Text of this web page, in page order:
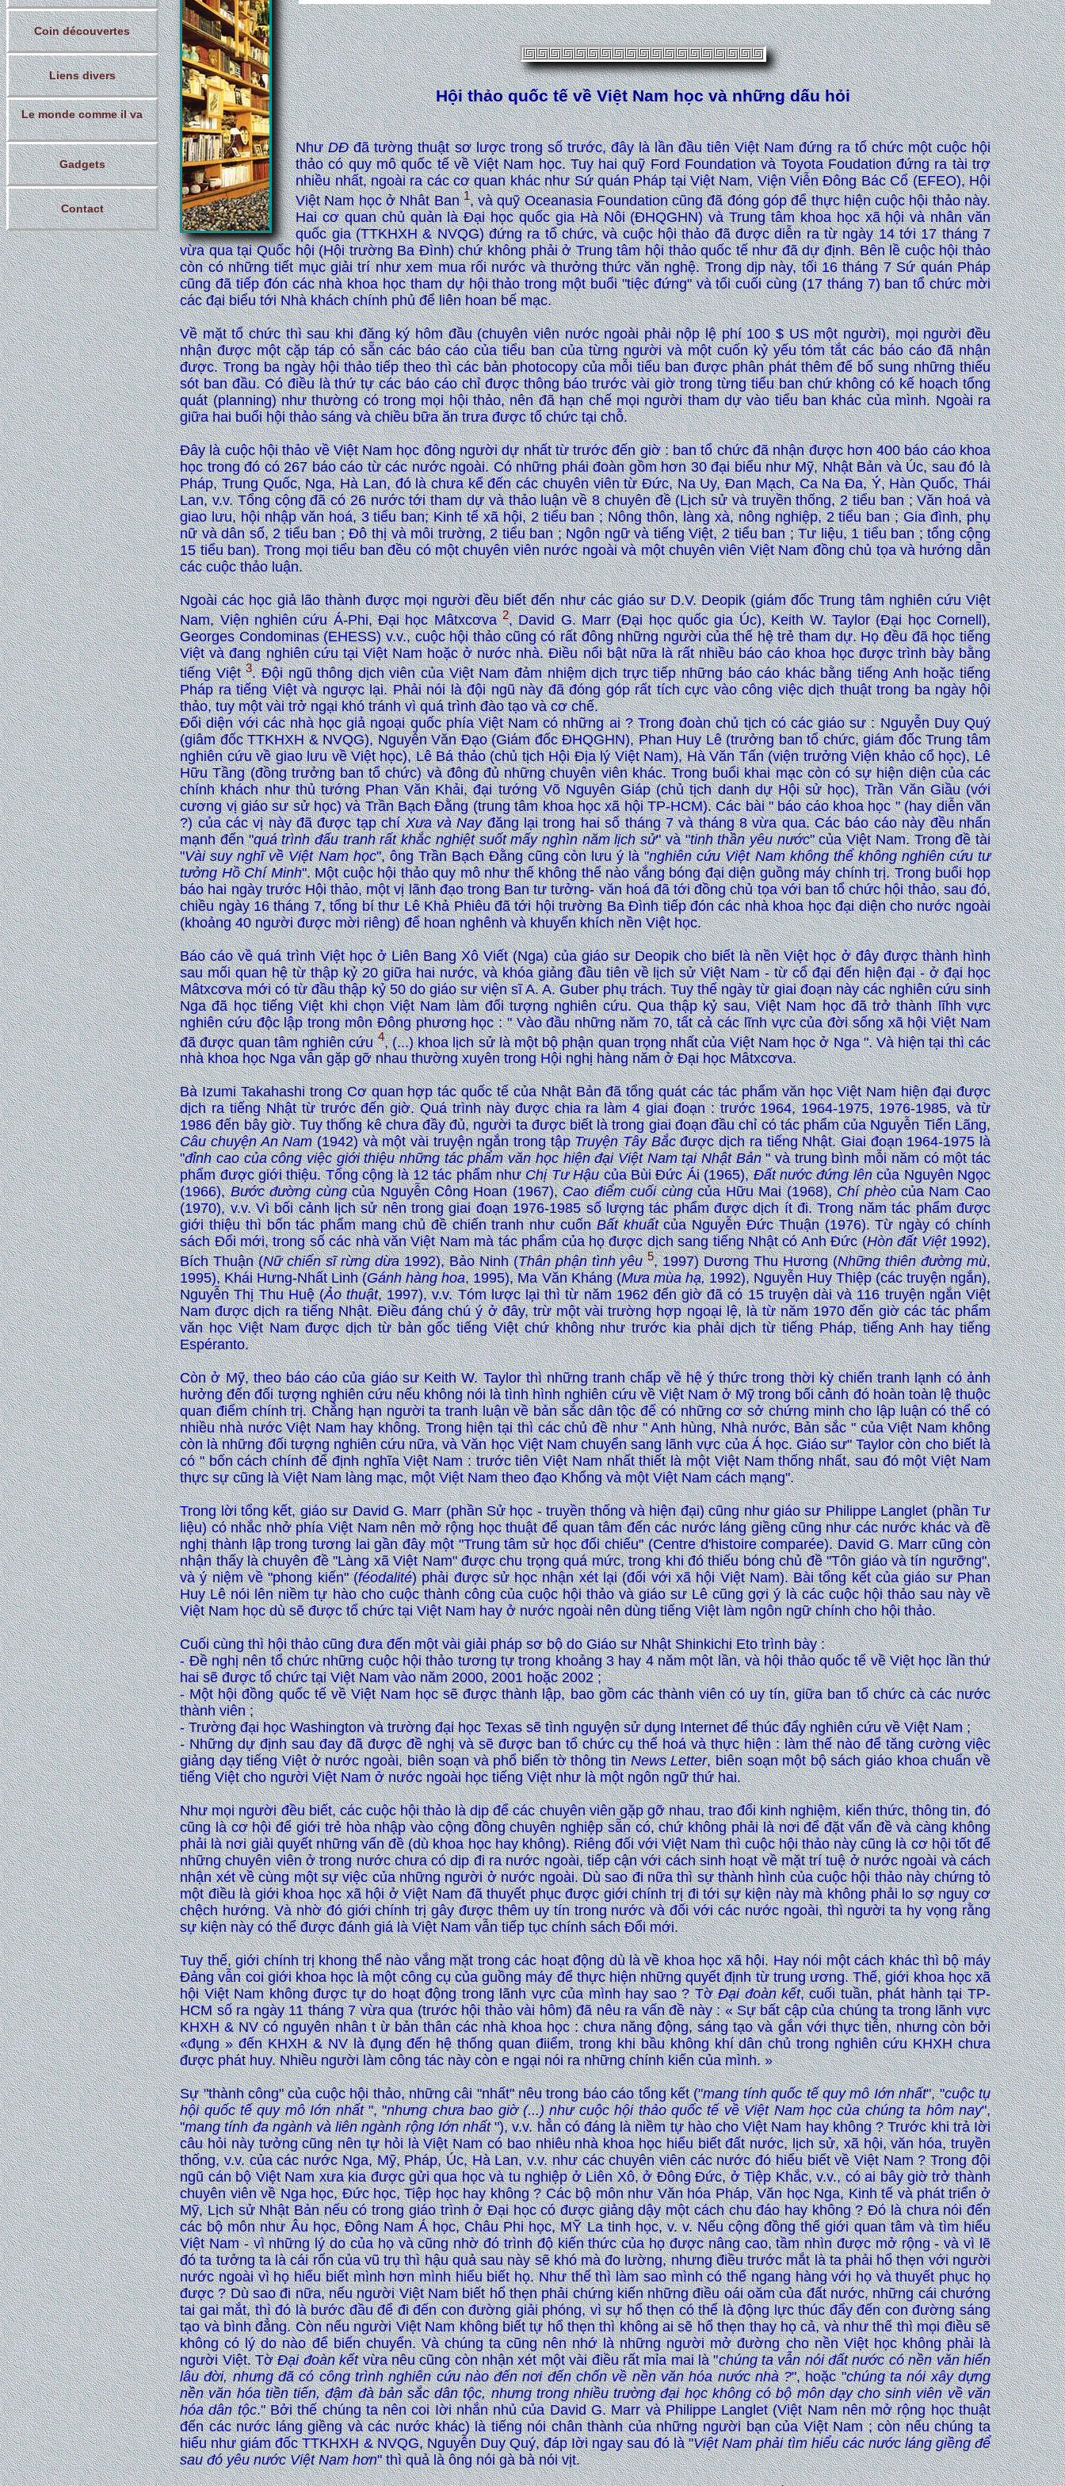
Coin découvertes
Liens divers
Le monde comme il va
Gadgets
Contact
Hội thảo quốc tế về Việt Nam học và những dấu hỏi
NhưDĐđã tường thuật sơ lược trong số trước, đây là lần đầu tiên Việt Nam đứng ra tổ chức một cuộc hội
thảo có quy mô quốc tế về Việt Nam học. Tuy hai quỹ Ford Foundation và Toyota Foudation đứng ra tài trợ
nhiều nhất, ngoài ra các cơ quan khác như Sứ quán Pháp tại Việt Nam, Viện Viễn Đông Bác Cổ (EFEO), Hội
Việt Nam học ở Nhât Ban1, và quỹ Oceanasia Foundation cũng đã đóng góp để thực hiện cuộc hội thảo này.
Hai cơ quan chủ quản là Đại học quốc gia Hà Nôi (ĐHQGHN) và Trung tâm khoa học xã hội và nhân văn
quốc gia (TTKHXH & NVQG) đứng ra tổ chức, và cuộc hội thảo đã được diễn ra từ ngày 14 tới 17 tháng 7
vừa qua tại Quốc hội (Hội trường Ba Đình) chứ không phải ở Trung tâm hội thảo quốc tế như đã dự định. Bên lề cuộc hội thảo
còn có những tiết mục giải trí như xem mua rối nước và thưởng thức văn nghệ. Trong dịp này, tối 16 tháng 7 Sứ quán Pháp
cũng đã tiếp đón các nhà khoa học tham dự hội thảo trong một buổi "tiệc đứng" và tối cuối cùng (17 tháng 7) ban tổ chức mời
các đại biểu tới Nhà khách chính phủ để liên hoan bế mạc.
Về mặt tổ chức thì sau khi đăng ký hôm đầu (chuyên viên nước ngoài phải nộp lệ phí 100 $ US một người), mọi người đều
nhận được một cặp táp có sẵn các báo cáo của tiểu ban của từng người và một cuốn kỷ yếu tóm tắt các báo cáo đã nhận
được. Trong ba ngày hội thảo tiếp theo thì các bản photocopy của mỗi tiểu ban được phân phát thêm để bổ sung những thiếu
sót ban đầu. Có điều là thứ tự các báo cáo chỉ được thông báo trước vài giờ trong từng tiểu ban chứ không có kế hoạch tổng
quát (planning) như thường có trong mọi hội thảo, nên đã hạn chế mọi người tham dự vào tiểu ban khác của mình. Ngoài ra
giữa hai buổi hội thảo sáng và chiều bữa ăn trưa được tổ chức tại chỗ.
Đây là cuộc hội thảo về Việt Nam học đông người dự nhất từ trước đến giờ : ban tổ chức đã nhận được hơn 400 báo cáo khoa
học trong đó có 267 báo cáo từ các nước ngoài. Có những phái đoàn gồm hơn 30 đại biểu như Mỹ, Nhật Bản và Úc, sau đó là
Pháp, Trung Quốc, Nga, Hà Lan, đó là chưa kể đến các chuyên viên từ Đức, Na Uy, Đan Mạch, Ca Na Đa, Ý, Hàn Quốc, Thái
Lan, v.v. Tổng cộng đã có 26 nước tới tham dự và thảo luận về 8 chuyên đề (Lịch sử và truyền thống, 2 tiểu ban ; Văn hoá và
giao lưu, hội nhập văn hoá, 3 tiểu ban; Kinh tế xã hội, 2 tiểu ban ; Nông thôn, làng xà, nông nghiệp, 2 tiểu ban ; Gia đình, phụ
nữ và dân số, 2 tiểu ban ; Đô thị và môi trường, 2 tiểu ban ; Ngôn ngữ và tiếng Việt, 2 tiểu ban ; Tư liệu, 1 tiểu ban ; tổng cộng
15 tiểu ban). Trong mọi tiểu ban đều có một chuyên viên nước ngoài và một chuyên viên Việt Nam đồng chủ tọa và hướng dẫn
các cuộc thảo luận.
Ngoài các học giả lão thành được mọi người đều biết đến như các giáo sư D.V. Deopik (giám đốc Trung tâm nghiên cứu Việt
Nam, Viện nghiên cứu Á-Phi, Đại học Mâtxcơva2, David G. Marr (Đại học quốc gia Úc), Keith W. Taylor (Đại học Cornell),
Georges Condominas (EHESS) v.v., cuộc hội thảo cũng có rất đông những người của thế hệ trẻ tham dự. Họ đều đã học tiếng
Việt và đang nghiên cứu tại Việt Nam hoặc ở nước nhà. Điều nổi bật nữa là rất nhiều báo cáo khoa học được trình bày bằng
tiếng Việt3. Đội ngũ thông dịch viên của Việt Nam đảm nhiệm dịch trực tiếp những báo cáo khác bằng tiếng Anh hoặc tiếng
Pháp ra tiếng Việt và ngược lại. Phải nói là đội ngũ này đã đóng góp rất tích cực vào công việc dịch thuật trong ba ngày hội
thảo, tuy một vài trở ngại khó tránh vì quá trình đào tạo và cơ chế.
Đối diện với các nhà học giả ngoại quốc phía Việt Nam có những ai ? Trong đoàn chủ tịch có các giáo sư : Nguyễn Duy Quý
(giâm đốc TTKHXH & NVQG), Nguyễn Văn Đạo (Giám đốc ĐHQGHN), Phan Huy Lê (trưởng ban tổ chức, giám đốc Trung tâm
nghiên cứu về giao lưu về Việt học), Lê Bá thảo (chủ tịch Hội Địa lý Việt Nam), Hà Văn Tấn (viện trưởng Viện khảo cổ học), Lê
Hữu Tầng (đồng trưởng ban tổ chức) và đông đủ những chuyên viên khác. Trong buổi khai mạc còn có sự hiện diện của các
chính khách như thủ tướng Phan Văn Khải, đại tướng Võ Nguyên Giáp (chủ tịch danh dự Hội sử học), Trần Văn Giầu (với
cương vị giáo sư sử học) và Trần Bạch Đằng (trung tâm khoa học xã hội TP-HCM). Các bài " báo cáo khoa học " (hay diễn văn
?) của các vị này đã được tạp chíXưa và Nayđăng lại trong hai số tháng 7 và tháng 8 vừa qua. Các báo cáo này đều nhấn
mạnh đến "quá trình đấu tranh rất khắc nghiệt suốt mấy nghìn năm lịch sử" và "tinh thần yêu nước" của Việt Nam. Trong đề tài
"Vài suy nghĩ về Việt Nam học", ông Trần Bạch Đằng cũng còn lưu ý là "nghiên cứu Việt Nam không thể không nghiên cứu tư
tưởng Hồ Chí Minh". Một cuộc hội thảo quy mô như thế không thể nào vắng bóng đại diện guồng máy chính trị. Trong buổi họp
báo hai ngày trước Hội thảo, một vị lãnh đạo trong Ban tư tưởng- văn hoá đã tới đồng chủ tọa với ban tổ chức hội thảo, sau đó,
chiều ngày 16 tháng 7, tổng bí thư Lê Khả Phiêu đã tới hội trường Ba Đình tiếp đón các nhà khoa học đại diện cho nước ngoài
(khoảng 40 người được mời riêng) để hoan nghênh và khuyến khích nền Việt học.
Báo cáo về quá trình Việt học ở Liên Bang Xô Viết (Nga) của giáo sư Deopik cho biết là nền Việt học ở đây được thành hình
sau mối quan hệ từ thập kỷ 20 giữa hai nước, và khóa giảng đầu tiên về lịch sử Việt Nam - từ cổ đại đến hiện đại - ở đại học
Mâtxcơva mới có từ đầu thập kỷ 50 do giáo sư viện sĩ A. A. Guber phụ trách. Tuy thế ngày từ giai đoạn này các nghiên cứu sinh
Nga đã học tiếng Việt khi chọn Việt Nam làm đối tượng nghiên cứu. Qua thập kỷ sau, Việt Nam học đã trở thành lĩhh vực
nghiên cứu độc lập trong môn Đông phương học : " Vào đầu những năm 70, tất cả các lĩnh vực của đời sống xã hội Việt Nam
đã được quan tâm nghiên cứu4, (...) khoa lịch sử là một bộ phận quan trọng nhất của Việt Nam học ở Nga ". Và hiện tại thì các
nhà khoa học Nga vẫn gặp gỡ nhau thường xuyên trong Hội nghị hàng năm ở Đại học Mâtxcơva.
Bà Izumi Takahashi trong Cơ quan hợp tác quốc tế của Nhật Bản đã tổng quát các tác phẩm văn học Việt Nam hiện đại được
dịch ra tiếng Nhật từ trước đến giờ. Quá trình này được chia ra làm 4 giai đoạn : trước 1964, 1964-1975, 1976-1985, và từ
1986 đến bây giờ. Tuy thống kê chưa đầy đủ, người ta được biết là trong giai đoạn đầu chỉ có tác phẩm của Nguyễn Tiến Lãng,
Câu chuyện An Nam(1942) và một vài truyện ngắn trong tậpTruyện Tây Bắcđược dịch ra tiếng Nhật. Giai đoạn 1964-1975 là
"đỉnh cao của công việc giới thiệu những tác phẩm văn học hiện đại Việt Nam tại Nhật Bản" và trung bình mỗi năm có một tác
phẩm được giới thiệu. Tổng cộng là 12 tác phẩm nhưChị Tư Hậucủa Bùi Đức Ái (1965),Đất nước đứng lêncủa Nguyên Ngọc
(1966),Bước đường cùngcủa Nguyễn Công Hoan (1967),Cao điểm cuối cùngcủa Hữu Mai (1968),Chí phèocủa Nam Cao
(1970), v.v. Vì bối cảnh lịch sử nên trong giai đoạn 1976-1985 số lượng tác phẩm được dịch ít đi. Trong năm tác phẩm được
giới thiệu thì bốn tác phẩm mang chủ đề chiến tranh như cuốnBất khuấtcủa Nguyễn Đức Thuận (1976). Từ ngày có chính
sách Đổi mới, trong số các nhà văn Việt Nam mà tác phẩm của họ được dịch sang tiếng Nhật có Anh Đức (Hòn đất Việt1992),
Bích Thuận (Nữ chiến sĩ rừng dừa1992), Bảo Ninh (Thân phận tình yêu 5, 1997) Dương Thu Hương (Những thiên đường mù,
1995), Khái Hưng-Nhất Linh (Gánh hàng hoa, 1995), Ma Văn Kháng (Mưa mùa hạ,1992), Nguyễn Huy Thiệp (các truyện ngắn),
Nguyễn Thị Thu Huệ (Ảo thuật, 1997), v.v. Tóm lược lại thì từ năm 1962 đến giờ đã có 15 truyện dài và 116 truyện ngắn Việt
Nam được dịch ra tiếng Nhật. Điều đáng chú ý ở đây, trừ một vài trường hợp ngoại lệ, là từ năm 1970 đến giờ các tác phẩm
văn học Việt Nam được dịch từ bản gốc tiếng Việt chứ không như trước kia phải dịch từ tiếng Pháp, tiếng Anh hay tiếng
Espéranto.
Còn ở Mỹ, theo báo cáo của giáo sư Keith W. Taylor thì những tranh chấp về hệ ý thức trong thời kỳ chiến tranh lạnh có ảnh
hưởng đến đối tượng nghiên cứu nếu không nói là tình hình nghiên cứu về Việt Nam ở Mỹ trong bối cảnh đó hoàn toàn lệ thuộc
quan điểm chính trị. Chẳng hạn người ta tranh luận về bản sắc dân tộc để có những cơ sở chứng minh cho lập luận có thể có
nhiều nhà nước Việt Nam hay không. Trong hiện tại thì các chủ đề như " Anh hùng, Nhà nước, Bản sắc " của Việt Nam không
còn là những đối tượng nghiên cứu nữa, và Văn học Việt Nam chuyển sang lãnh vực của Á học. Giáo sư" Taylor còn cho biết là
có " bốn cách chính để định nghĩa Việt Nam : trước tiên Việt Nam nhất thiết là một Việt Nam thống nhất, sau đó một Việt Nam
thực sự cũng là Việt Nam làng mạc, một Việt Nam theo đạo Khổng và một Việt Nam cách mạng".
Trong lời tổng kết, giáo sư David G. Marr (phần Sử học - truyền thống và hiện đại) cũng như giáo sư Philippe Langlet (phần Tư
liệu) có nhắc nhở phía Việt Nam nên mở rộng học thuật để quan tâm đến các nước láng giềng cũng như các nước khác và đề
nghị thành lập trong tương lai gần đây một "Trung tâm sử học đối chiếu" (Centre d'histoire comparée). David G. Marr cũng còn
nhận thấy là chuyên đề "Làng xã Việt Nam" được chu trọng quá mức, trong khi đó thiếu bóng chủ đề "Tôn giáo và tín ngưỡng",
và ý niệm về "phong kiến" (féodalité) phải được sử học nhận xét lại (đối với xã hội Việt Nam). Bài tổng kết của giáo sư Phan
Huy Lê nói lên niềm tự hào cho cuộc thành công của cuộc hội thảo và giáo sư Lê cũng gợi ý là các cuộc hội thảo sau này về
Việt Nam học dù sẽ được tổ chức tại Việt Nam hay ở nước ngoài nên dùng tiếng Việt làm ngôn ngữ chính cho hội thảo.
Cuối cùng thì hội thảo cũng đưa đến một vài giải pháp sơ bộ do Giáo sư Nhật Shinkichi Eto trình bày :
- Đề nghị nên tổ chức những cuộc hội thảo tương tự trong khoảng 3 hay 4 năm một lần, và hội thảo quốc tế về Việt học lần thứ
hai sẽ được tổ chức tại Việt Nam vào năm 2000, 2001 hoặc 2002 ;
- Một hội đồng quốc tế về Việt Nam học sẽ được thành lập, bao gồm các thành viên có uy tín, giữa ban tổ chức cà các nước
thành viên ;
- Trường đại học Washington và trường đại học Texas sẽ tình nguyện sử dụng Internet để thúc đẩy nghiên cứu về Việt Nam ;
- Những dự định sau đay đã được đề nghị và sẽ được ban tổ chức cụ thể hoá và thực hiện : làm thế nào để tăng cường việc
giảng dạy tiếng Việt ở nước ngoài, biên soạn và phổ biến tờ thông tinNews Letter, biên soạn một bộ sách giáo khoa chuẩn về
tiếng Việt cho người Việt Nam ở nước ngoài học tiếng Việt như là một ngôn ngữ thứ hai.
Như mọi người đều biết, các cuộc hội thảo là dịp để các chuyên viên gặp gỡ nhau, trao đổi kinh nghiệm, kiến thức, thông tin, đó
cũng là cơ hội để giới trẻ hòa nhập vào cộng đồng chuyên nghiệp sẵn có, chứ không phải là nơi để đặt vấn đề và càng không
phải là nơi giải quyết những vấn đề (dù khoa học hay không). Riêng đối với Việt Nam thì cuộc hội thảo này cũng là cơ hội tốt để
những chuyên viên ở trong nước chưa có dịp đi ra nước ngoài, tiếp cận với cách sinh hoạt về mặt trí tuệ ở nước ngoài và cách
nhận xét về cùng một sự việc của những người ở nước ngoài. Dù sao đi nữa thì sự thành hình của cuộc hội thảo này chứng tỏ
một điều là giới khoa học xã hội ở Việt Nam đã thuyết phục được giới chính trị đi tới sự kiện này mà không phải lo sợ nguy cơ
chệch hướng. Và nhờ đó giới chính trị gây được thêm uy tín trong nước và đối với các nước ngoài, thì người ta hy vọng rằng
sự kiện này có thể được đánh giá là Việt Nam vẫn tiếp tục chính sách Đổi mới.
Tuy thế, giới chính trị khong thể nào vắng mặt trong các hoạt động dù là về khoa học xã hội. Hay nói một cách khác thì bộ máy
Đảng vẫn coi giới khoa học là một công cụ của guồng máy để thực hiện những quyết định từ trung ương. Thế, giới khoa học xã
hội Việt Nam không được tự do hoạt động trong lãnh vực của mình hay sao ? TờĐại đoàn kết, cuối tuần, phát hành tại TP-
HCM số ra ngày 11 tháng 7 vừa qua (trước hội thảo vài hôm) đã nêu ra vấn đề này : « Sự bất cập của chúng ta trong lãnh vực
KHXH & NV có nguyên nhân t ừ bản thân các nhà khoa học : chưa năng động, sáng tạo và gắn với thực tiễn, nhưng còn bởi
«đụng » đến KHXH & NV là đụng đến hệ thống quan điiểm, trong khi bầu không khí dân chủ trong nghiên cứu KHXH chưa
được phát huy. Nhiều người làm công tác này còn e ngại nói ra những chính kiến của mình. »
Sự "thành công" của cuộc hội thảo, những câi "nhất" nêu trong báo cáo tổng kết ("mang tính quốc tế quy mô Iớn nhất", "cuộc tụ
hội quốc tế quy mô Iớn nhất", "nhưng chưa bao giờ (...) như cuộc hội thảo quốc tế về Việt Nam học của chúng ta hôm nay",
"mang tính đa ngành và liên ngành rộng Iớn nhất"), v.v. hẳn có đáng là niềm tự hào cho Việt Nam hay không ? Trước khi trả Iời
câu hỏi này tưởng cũng nên tự hỏi là Việt Nam có bao nhiêu nhà khoa học hiểu biết đất nước, lịch sử, xã hội, văn hóa, truyền
thống, v.v. của các nước Nga, Mỹ, Pháp, Úc, Hà Lan, v.v. như các chuyên viên các nước đó hiểu biết về Việt Nam ? Trong đội
ngũ cán bộ Việt Nam xưa kia được gửi qua học và tu nghiệp ở Liên Xô, ở Đông Đức, ở Tiệp Khắc, v.v., có ai bây giờ trở thành
chuyên viên về Nga học, Đức học, Tiệp học hay không ? Các bộ môn như Văn hóa Pháp, Văn học Nga, Kinh tế và phát triển ở
Mỹ, Lịch sử Nhật Bản nếu có trong giáo trình ở Đại học có được giảng dậy một cách chu đáo hay không ? Đó là chưa nói đến
các bộ môn như Âu học, Đông Nam Á học, Châu Phi học, MỸ La tinh học, v. v. Nếu cộng đồng thế giới quan tâm và tìm hiểu
Việt Nam - vì những lý do của họ và cũng nhờ đó trình độ kiến thức của họ được nâng cao, tầm nhìn được mở rộng - và vì lẽ
đó ta tưởng ta là cái rốn của vũ trụ thì hậu quả sau này sẽ khó mà đo lường, nhưng điều trước mắt là ta phải hổ thẹn với người
nước ngoài vì họ hiểu biết mình hơn mình hiểu biết họ. Như thế thì làm sao mình có thể ngang hàng với họ và thuyết phục họ
được ? Dù sao đi nữa, nếu người Việt Nam biết hổ thẹn phải chứng kiến những điều oái oăm của đất nước, những cái chướng
tai gai mắt, thì đó là bước đầu để đi đến con đường giải phóng, vì sự hổ thẹn có thể là động lực thúc đẩy đến con đường sáng
tạo và bình đẳng. Còn nếu người Việt Nam không biết tự hổ thẹn thì không ai sẽ hổ thẹn thay họ cả, và như thế thì mọi điều sẽ
không có lý do nào để biến chuyển. Và chúng ta cũng nên nhớ là những người mở đường cho nền Việt học không phải là
người Việt. TờĐại đoàn kếtvừa nêu cũng còn nhận xét một vài điều rất mỉa mai là "chúng ta vẫn nói đất nước có nền văn hiến
lâu đời, nhưng đã có công trình nghiên cứu nào đến nơi đến chốn về nền văn hóa nước nhà ?", hoặc "chúng ta nói xây dựng
nền văn hóa tiền tiến, đậm đà bản sắc dân tộc, nhưng trong nhiều trường đại học không có bộ môn dạy cho sinh viên về văn
hóa dân tộc." Bởi thế chúng ta nên coi Iời nhắn nhủ của David G. Marr và Philippe Langlet (Việt Nam nên mở rộng học thuật
đến các nước láng giềng và các nước khác) là tiếng nói chân thành của những người bạn của Việt Nam ; còn nếu chúng ta
hiểu như giám đốc TTKHXH & NVQG, Nguyễn Duy Quý, đáp Iời ngay sau đó là "Việt Nam phải tìm hiểu các nước láng giềng để
sau đó yêu nước Việt Nam hơn" thì quả là ông nói gà bà nói vịt.